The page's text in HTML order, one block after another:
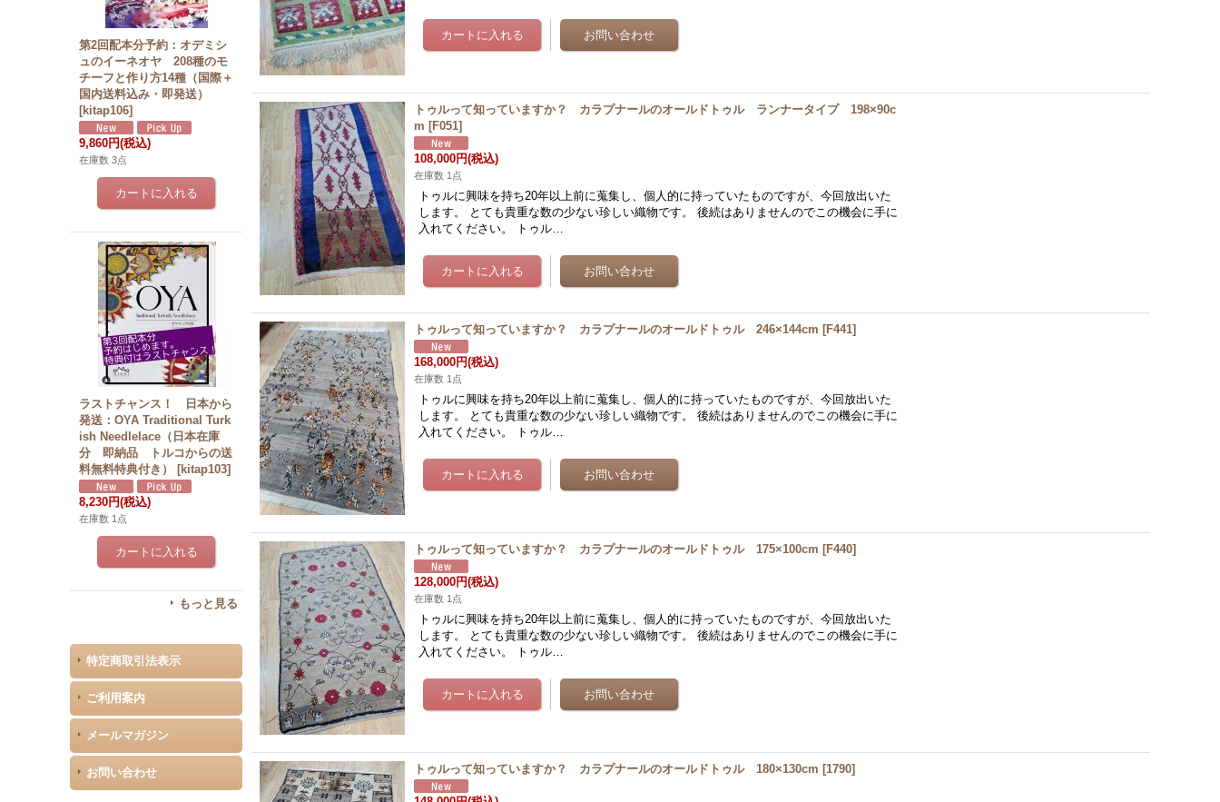
第2回配本分予約：オデミシ
ュのイーネオヤ 208種のモ
チーフと作り方14種（国際＋
国内送料込み・即発送）
[kitap106]
9,860円(税込)
在庫数 3点
ラストチャンス！ 日本から
発送：OYA Traditional Turk
ish Needlelace（日本在庫
分 即納品 トルコからの送
料無料特典付き）
[kitap103]
8,230円(税込)
在庫数 1点
もっと見る
特定商取引法表示
ご利用案内
メールマガジン
お問い合わせ
トゥルって知っていますか？ カラプナールのオールドトゥル ランナータイプ 198×90c
m [F051]
108,000円(税込)
在庫数 1点
トゥルに興味を持ち20年以上前に蒐集し、個人的に持っていたものですが、今回放出いた
します。 とても貴重な数の少ない珍しい織物です。 後続はありませんのでこの機会に手に
入れてください。 トゥル…
トゥルって知っていますか？ カラプナールのオールドトゥル 246×144cm [F441]
168,000円(税込)
在庫数 1点
トゥルに興味を持ち20年以上前に蒐集し、個人的に持っていたものですが、今回放出いた
します。 とても貴重な数の少ない珍しい織物です。 後続はありませんのでこの機会に手に
入れてください。 トゥル…
トゥルって知っていますか？ カラプナールのオールドトゥル 175×100cm [F440]
128,000円(税込)
在庫数 1点
トゥルに興味を持ち20年以上前に蒐集し、個人的に持っていたものですが、今回放出いた
します。 とても貴重な数の少ない珍しい織物です。 後続はありませんのでこの機会に手に
入れてください。 トゥル…
トゥルって知っていますか？ カラプナールのオールドトゥル 180×130cm [1790]